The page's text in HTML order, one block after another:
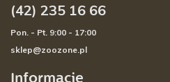
Informacje
(42) 235 16 66
Pon. - Pt. 9:00 - 17:00
sklep@zoozone.pl